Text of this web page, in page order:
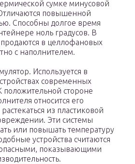
сумке минусовой
повышенной
Способны долгое время
ноль градусов. В
в целлофановых
с наполнителем.
Используется в
современных
положительной стороне
относится его
из пластиковой
Эти системы
или повышать температуру
устройства считаются
показывающими